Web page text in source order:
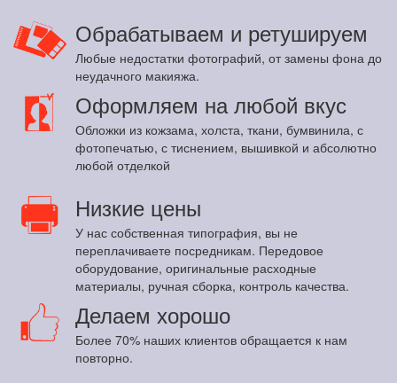
Обрабатываем и ретушируем
Любые недостатки фотографий, от замены фона до
неудачного макияжа.
Оформляем на любой вкус
Обложки из кожзама, холста, ткани, бумвинила, с
фотопечатью, с тиснением, вышивкой и абсолютно
любой отделкой
Низкие цены
У нас собственная типография, вы не
переплачиваете посредникам. Передовое
оборудование, оригинальные расходные
материалы, ручная сборка, контроль качества.
Делаем хорошо
Более 70% наших клиентов обращается к нам
повторно.